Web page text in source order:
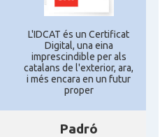
L'IDCAT és un Certificat
Digital, una eina
imprescindible per als
catalans de l'exterior, ara,
i més encara en un futur
proper
Padró